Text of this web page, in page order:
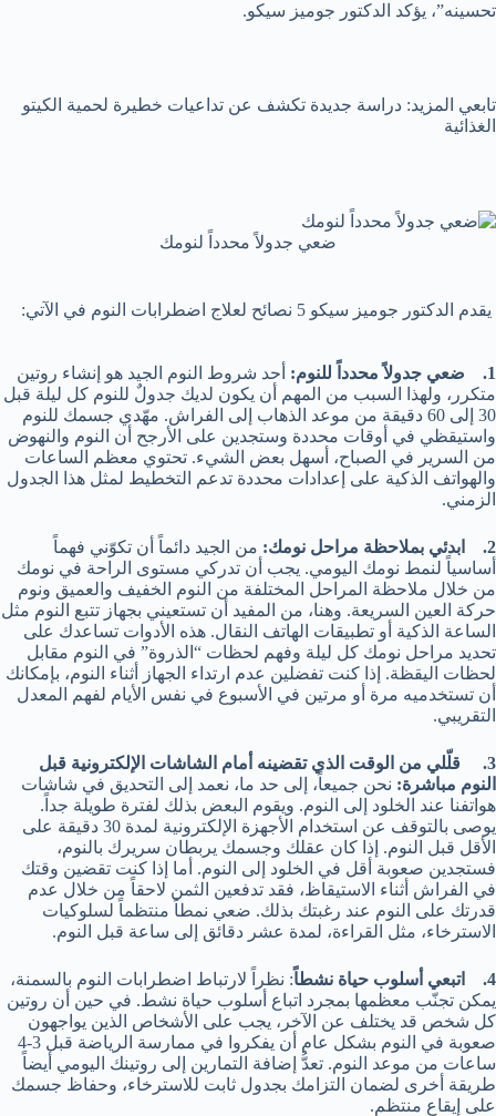
تحسينه”، يؤكد الدكتور جوميز سيكو.
تابعي المزيد: دراسة جديدة تكشف عن تداعيات خطيرة لحمية الكيتو
الغذائية
ضعي جدولاً محدداً لنومك
يقدم الدكتور جوميز سيكو 5 نصائح لعلاج اضطرابات النوم في الآتي:
1. ضعي جدولاً محدداً للنوم:
أحد شروط النوم الجيد هو إنشاء روتين
متكرر، ولهذا السبب من المهم أن يكون لديك جدولٌ للنوم كل ليلة قبل
30 إلى 60 دقيقة من موعد الذهاب إلى الفراش. مهّدي جسمك للنوم
واستيقظي في أوقات محددة وستجدين على الأرجح أن النوم والنهوض
من السرير في الصباح، أسهل بعض الشيء. تحتوي معظم الساعات
والهواتف الذكية على إعدادات محددة تدعم التخطيط لمثل هذا الجدول
الزمني.
2. ابدئي بملاحظة مراحل نومك:
من الجيد دائماً أن تكوّني فهماً
أساسياً لنمط نومك اليومي. يجب أن تدركي مستوى الراحة في نومك
من خلال ملاحظة المراحل المختلفة من النوم الخفيف والعميق ونوم
حركة العين السريعة. وهنا، من المفيد أن تستعيني بجهاز تتبع النوم مثل
الساعة الذكية أو تطبيقات الهاتف النقال. هذه الأدوات تساعدك على
تحديد مراحل نومك كل ليلة وفهم لحظات “الذروة” في النوم مقابل
لحظات اليقظة. إذا كنت تفضلين عدم ارتداء الجهاز أثناء النوم، بإمكانك
أن تستخدميه مرة أو مرتين في الأسبوع في نفس الأيام لفهم المعدل
التقريبي.
3. قلّلي من الوقت الذي تقضينه أمام الشاشات الإلكترونية قبل
النوم مباشرة: نحن جميعاً، إلى حد ما، نعمد إلى التحديق في شاشات
هواتفنا عند الخلود إلى النوم. ويقوم البعض بذلك لفترة طويلة جداً.
يوصى بالتوقف عن استخدام الأجهزة الإلكترونية لمدة 30 دقيقة على
الأقل قبل النوم. إذا كان عقلك وجسمك يربطان سريرك بالنوم،
فستجدين صعوبة أقل في الخلود إلى النوم. أما إذا كنت تقضين وقتك
في الفراش أثناء الاستيقاظ، فقد تدفعين الثمن لاحقاً من خلال عدم
قدرتك على النوم عند رغبتك بذلك. ضعي نمطاً منتظماً لسلوكيات
الاسترخاء، مثل القراءة، لمدة عشر دقائق إلى ساعة قبل النوم.
4. اتبعي أسلوب حياة نشطاً
: نظراً لارتباط اضطرابات النوم بالسمنة،
يمكن تجنّب معظمها بمجرد اتباع أسلوب حياة نشط. في حين أن روتين
كل شخص قد يختلف عن الآخر، يجب على الأشخاص الذين يواجهون
صعوبة في النوم بشكل عام أن يفكروا في ممارسة الرياضة قبل 3-4
ساعات من موعد النوم. تعدُّ إضافة التمارين إلى روتينك اليومي أيضاً
طريقة أخرى لضمان التزامك بجدول ثابت للاسترخاء، وحفاظ جسمك
على إيقاع منتظم.